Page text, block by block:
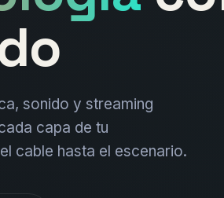
sonido y streaming
capa de tu
cable hasta el escenario.